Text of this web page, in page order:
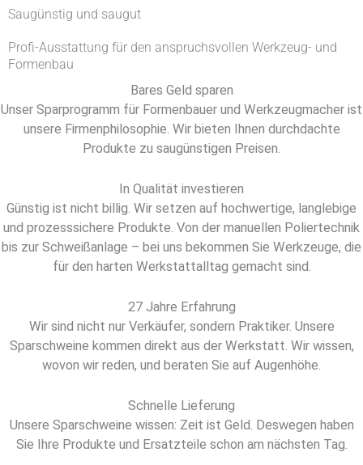
Saugünstig und saugut
Profi-Ausstattung für den anspruchsvollen Werkzeug- und
Formenbau
Bares Geld sparen
Unser Sparprogramm für Formenbauer und Werkzeugmacher ist
unsere Firmenphilosophie. Wir bieten Ihnen durchdachte
Produkte zu saugünstigen Preisen.
In Qualität investieren
Günstig ist nicht billig. Wir setzen auf hochwertige, langlebige
und prozesssichere Produkte. Von der manuellen Poliertechnik
bis zur Schweißanlage – bei uns bekommen Sie Werkzeuge, die
für den harten Werkstattalltag gemacht sind.
27 Jahre Erfahrung
Wir sind nicht nur Verkäufer, sondern Praktiker. Unsere
Sparschweine kommen direkt aus der Werkstatt. Wir wissen,
wovon wir reden, und beraten Sie auf Augenhöhe.
Schnelle Lieferung
Unsere Sparschweine wissen: Zeit ist Geld. Deswegen haben
Sie Ihre Produkte und Ersatzteile schon am nächsten Tag.